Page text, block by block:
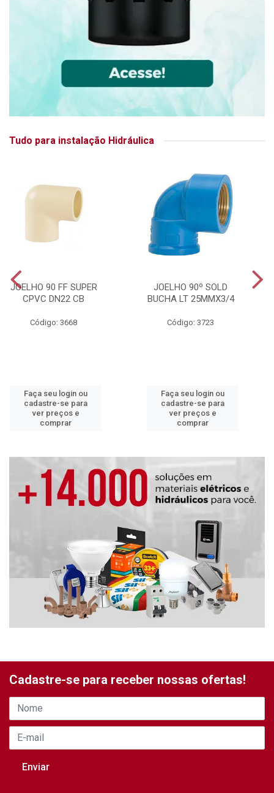
Tudo para instalação Hidráulica
JOELHO 90 FF SUPER
CPVC DN22 CB
Código: 3668
Faça seu login ou
cadastre-se para
ver preços e
comprar
JOELHO 90º SOLD
BUCHA LT 25MMX3/4
Código: 3723
Faça seu login ou
cadastre-se para
ver preços e
comprar
Cadastre-se para receber nossas ofertas!